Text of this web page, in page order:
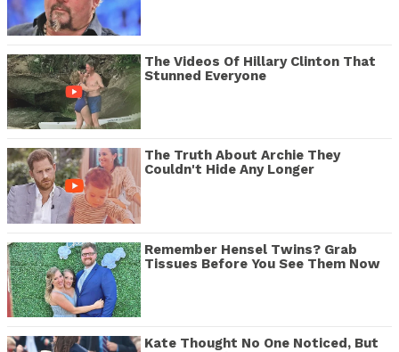
The Videos Of Hillary Clinton That
Stunned Everyone
The Truth About Archie They
Couldn't Hide Any Longer
Remember Hensel Twins? Grab
Tissues Before You See Them Now
Kate Thought No One Noticed, But